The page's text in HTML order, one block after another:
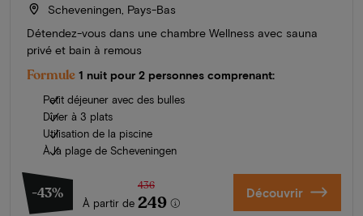
Scheveningen, Pays-Bas
Détendez-vous dans une chambre Wellness avec sauna
privé et bain à remous
Formule 1 nuit pour 2 personnes comprenant:
Petit déjeuner avec des bulles
Dîner à 3 plats
Utilisation de la piscine
À la plage de Scheveningen
-43%
À partir de
436
249 Découvrir